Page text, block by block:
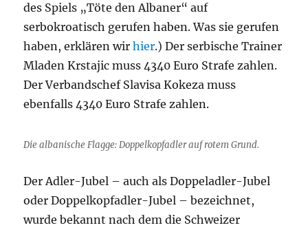
des Spiels „Töte den Albaner“ auf
serbokroatisch gerufen haben. Was sie gerufen
haben, erklären wirhier.) Der serbische Trainer
Mladen Krstajic muss 4340 Euro Strafe zahlen.
Der Verbandschef Slavisa Kokeza muss
ebenfalls 4340 Euro Strafe zahlen.
Die albanische Flagge: Doppelkopfadler auf rotem Grund.
Der Adler-Jubel – auch als Doppeladler-Jubel
oder Doppelkopfadler-Jubel – bezeichnet,
wurde bekannt nach dem die Schweizer